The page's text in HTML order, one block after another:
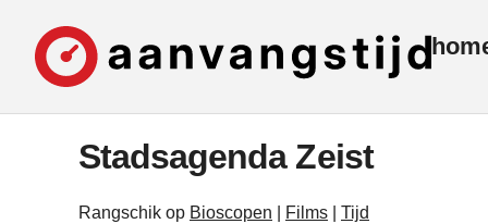
Stadsagenda Zeist
Rangschik op Bioscopen Films
Tijd